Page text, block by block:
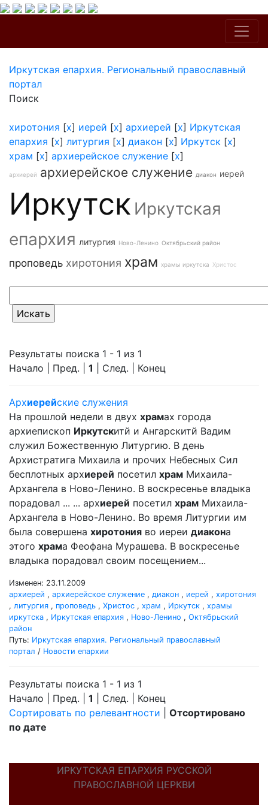
Иркутская епархия. Региональный православный
портал
Поиск
хиротония [x] иерей [x] архиерей [x] Иркутская
епархия [x] литургия [x] диакон [x] Иркутск [x]
храм [x] архиерейское служение [x]
архиерей архиерейское служение диакон иерей
Иркутск Иркутская
епархия литургия Ново-Ленино Октябрьский район
проповедь хиротония храм храмы иркутска Христос
Результаты поиска 1 - 1 из 1
Начало | Пред. | 1 | След. | Конец
Архиерейские служения
На прошлой недели в двух храмах города
архиепископ Иркутскитй и Ангарскитй Вадим
служил Божественную Литургию. В день
Архистратига Михаила и прочих Небесных Сил
бесплотных архиерей посетил храм Михаила-
Архангела в Ново-Ленино. В воскресенье владыка
порадовал ... ... архиерей посетил храм Михаила-
Архангела в Ново-Ленино. Во время Литургии им
была совершена хиротония во иереи диакона
этого храма Феофана Мурашева. В воскресенье
владыка порадовал своим посещением...
Изменен: 23.11.2009
архиерей , архиерейское служение , диакон , иерей , хиротония
, литургия , проповедь , Христос , храм , Иркутск , храмы
иркутска , Иркутская епархия , Ново-Ленино , Октябрьский
район
Путь: Иркутская епархия. Региональный православный
портал / Новости епархии
Результаты поиска 1 - 1 из 1
Начало | Пред. | 1 | След. | Конец
Сортировать по релевантности
Отсортировано
по дате
ИРКУТСКАЯ ЕПАРХИЯ РУССКОЙ
ПРАВОСЛАВНОЙ ЦЕРКВИ